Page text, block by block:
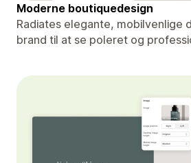
Moderne boutiquedesign
Radiates elegante, mobilvenlige
brand til at se poleret og